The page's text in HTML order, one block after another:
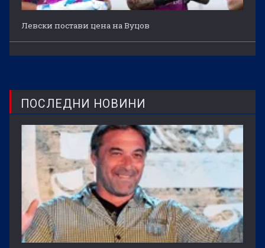
Левски постави цена на Вуцов
ПОСЛЕДНИ НОВИНИ